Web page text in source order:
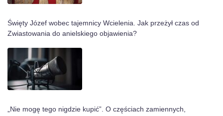
Święty Józef wobec tajemnicy Wcielenia. Jak przeżył czas od
Zwiastowania do anielskiego objawienia?
„Nie mogę tego nigdzie kupić”. O częściach zamiennych,